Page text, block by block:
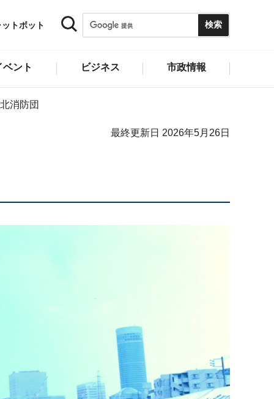
トボット
ント ビジネス 市政情報
消防団
最終更新日 2026年5月26日